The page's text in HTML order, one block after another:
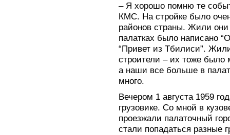
– Я хорошо помню те
КМС. На стройке было
районов страны. Жили
палатках было написано
“Привет из Тбилиси”.
строители – их тоже
а наши все больше в
много.
Вечером 1 августа 1959
грузовике. Со мной в
проезжали палаточный
стали попадаться разные